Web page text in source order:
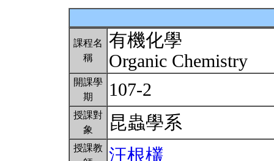
課程名
稱
有機化學
Organic Chemistry
開課學
期
107-2
授課對
象
昆蟲學系
授課教
汪根欉